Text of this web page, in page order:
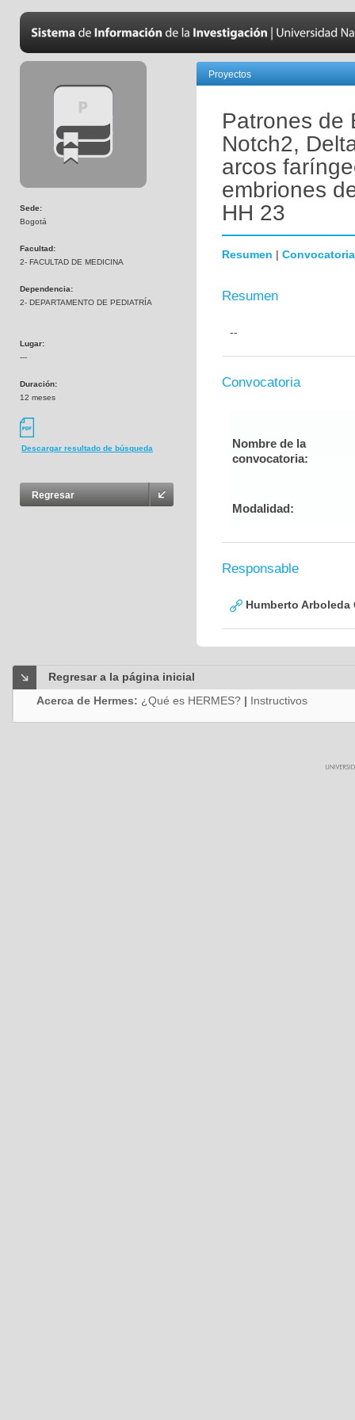
Sede:
Bogotá
Facultad:
2- FACULTAD DE MEDICINA
Dependencia:
2- DEPARTAMENTO DE PEDIATRÍA
Lugar:
---
Duración:
12 meses
Descargar resultado de búsqueda
Regresar
Proyectos
Patrones de
Notch2,
arcos
embriones
HH 23
Resumen | Convocatoria
Resumen
--
Convocatoria
Nombre de la
convocatoria:
Modalidad:
Responsable
Humberto Arboleda
Regresar a la página inicial
Acerca de Hermes: ¿Qué es HERMES? | Instructivos